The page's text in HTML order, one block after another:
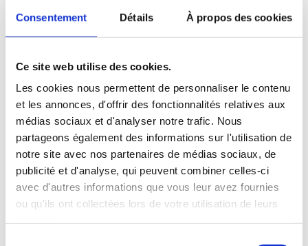
Consentement Détails À propos des cookies
Ce site web utilise des cookies.
Les cookies nous permettent de personnaliser le contenu
et les annonces, d'offrir des fonctionnalités relatives aux
médias sociaux et d'analyser notre trafic. Nous
partageons également des informations sur l'utilisation de
notre site avec nos partenaires de médias sociaux, de
publicité et d'analyse, qui peuvent combiner celles-ci
avec d'autres informations que vous leur avez fournies
ou qu'ils ont collectées lors de votre utilisation de leurs